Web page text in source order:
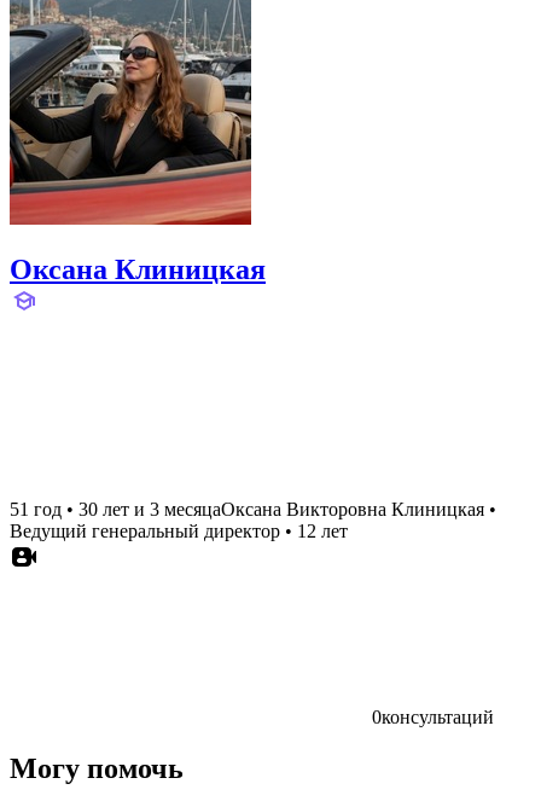
Оксана Клиницкая
51 год • 30 лет и 3 месяцаОксана Викторовна Клиницкая •
Ведущий генеральный директор • 12 лет
0консультаций
Могу помочь